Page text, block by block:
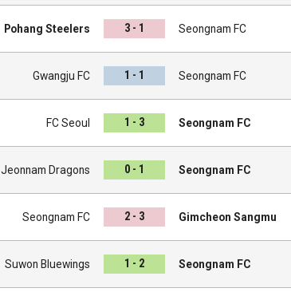
Pohang Steelers 3 - 1 Seongnam FC
Gwangju FC 1 - 1 Seongnam FC
FC Seoul 1 - 3 Seongnam FC
Jeonnam Dragons 0 - 1 Seongnam FC
Seongnam FC 2 - 3 Gimcheon Sangmu
Suwon Bluewings 1 - 2 Seongnam FC